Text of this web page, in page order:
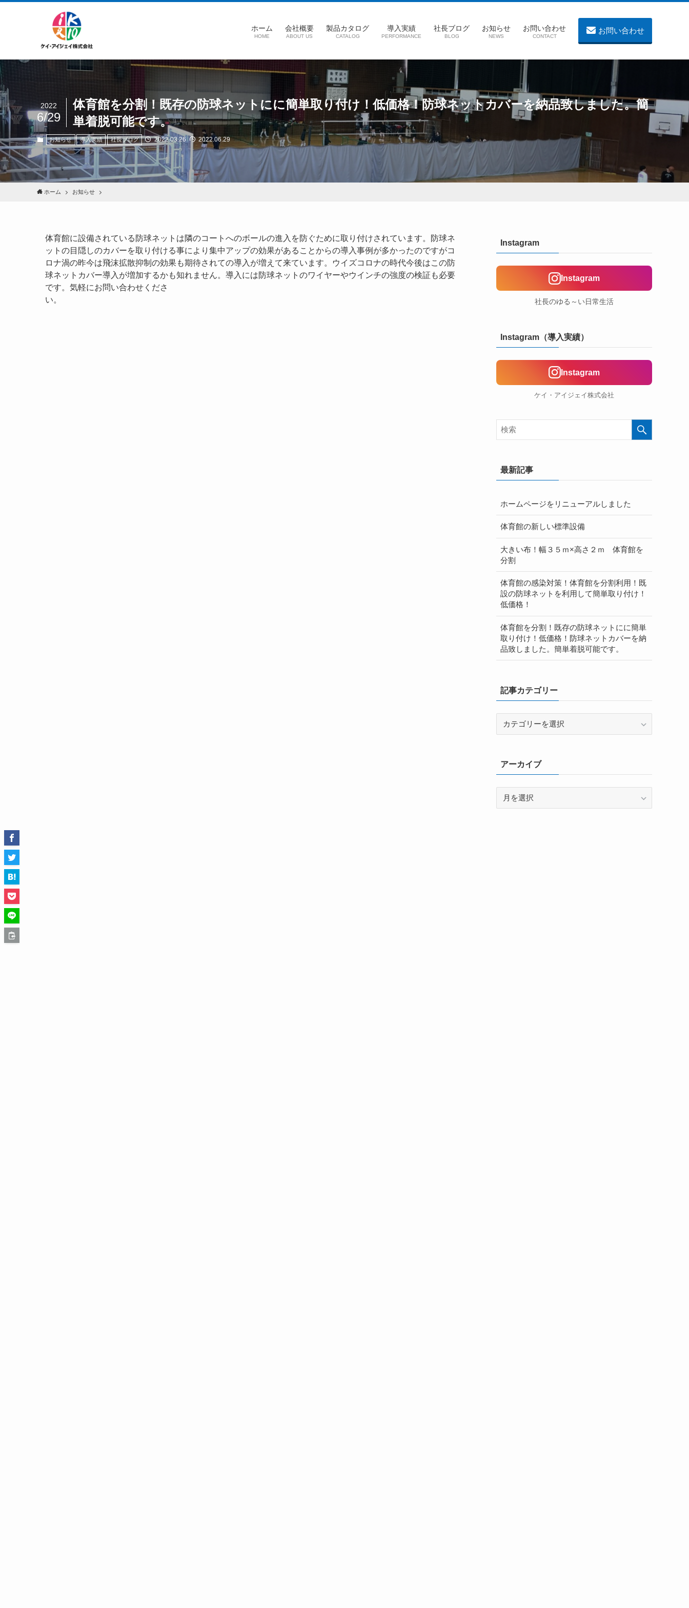
ホーム
HOME
会社概要
ABOUT US
製品カタログ
CATALOG
導入実績
PERFORMANCE
社長ブログ
BLOG
お知らせ
NEWS
お問い合わせ
CONTACT
お問い合わせ
体育館を分割！既存の防球ネットにに簡単取り付け！低価格！防球ネットカバーを納品致しました。簡
単着脱可能です。
2022
6/29
お知らせ 導入実績 社長ブログ 2022.03.26 2022.06.29
ホーム お知らせ
体育館に設備されている防球ネットは隣のコートへのボールの進入を防ぐために取り付けされています。防球ネ
ットの目隠しのカバーを取り付ける事により集中アップの効果があることからの導入事例が多かったのですがコ
ロナ渦の昨今は飛沫拡散抑制の効果も期待されての導入が増えて来ています。ウイズコロナの時代今後はこの防
球ネットカバー導入が増加するかも知れません。導入には防球ネットのワイヤーやウインチの強度の検証も必要
です。気軽にお問い合わせくださ
い。
Instagram
Instagram
社長のゆる～い日常生活
Instagram（導入実績）
Instagram
ケイ・アイジェイ株式会社
最新記事
ホームページをリニューアルしました
体育館の新しい標準設備
大きい布！幅３５ｍ×高さ２ｍ 体育館を
分割
体育館の感染対策！体育館を分割利用！既
設の防球ネットを利用して簡単取り付け！
低価格！
体育館を分割！既存の防球ネットにに簡単
取り付け！低価格！防球ネットカバーを納
品致しました。簡単着脱可能です。
記事カテゴリー
ゴアーカイブ